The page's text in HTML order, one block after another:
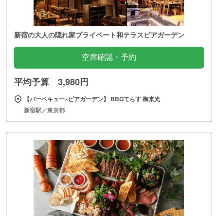
新宿の大人の隠れ家プライベート和テラスビアガーデン
空席確認・予約
平均予算 3,980円
【バーベキュー×ビアガーデン】 BBQてらす 御来光
新宿駅／東京都